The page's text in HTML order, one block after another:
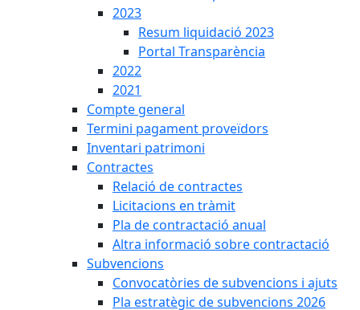
2023
Resum liquidació 2023
Portal Transparència
2022
2021
Compte general
Termini pagament proveïdors
Inventari patrimoni
Contractes
Relació de contractes
Licitacions en tràmit
Pla de contractació anual
Altra informació sobre contractació
Subvencions
Convocatòries de subvencions i ajuts
Pla estratègic de subvencions 2026